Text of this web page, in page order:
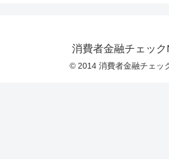
消費者金融チェック
© 2014 消費者金融チェッ